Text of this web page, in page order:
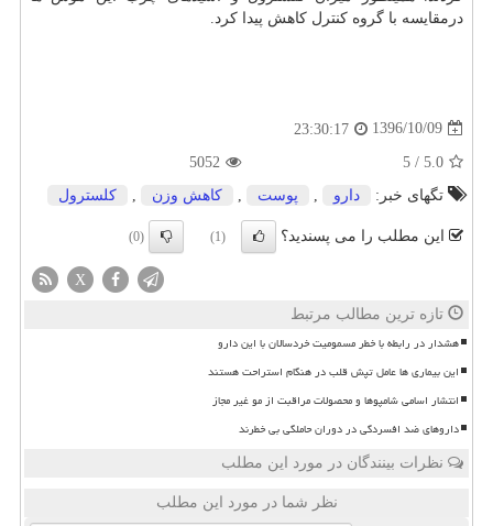
درمقایسه با گروه كنترل كاهش پیدا كرد.
1396/10/09
23:30:17
5.0
/
5
5052
تگهای خبر:
دارو پوست كاهش وزن كلسترول
این مطلب را می پسندید؟ (1)
(0)
X
تازه ترین مطالب مرتبط
هشدار در رابطه با خطر مسمومیت خردسالان با این دارو
این بیماری ها عامل تپش قلب در هنگام استراحت هستند
انتشار اسامی شامپوها و محصولات مراقبت از مو غیر مجاز
داروهای ضد افسردگی در دوران حاملگی بی خطرند
نظرات بینندگان در مورد این مطلب
نظر شما در مورد این مطلب